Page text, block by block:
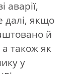
аварії,
далі, якщо
й
також як
у